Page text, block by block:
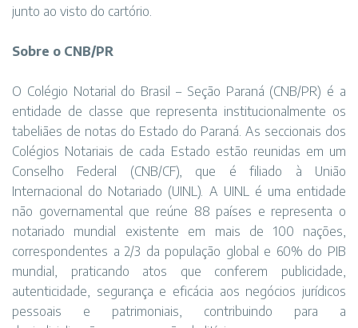
junto ao visto do cartório.
Sobre o CNB/PR
O Colégio Notarial do Brasil – Seção Paraná (CNB/PR) é a
entidade de classe que representa institucionalmente os
tabeliães de notas do Estado do Paraná. As seccionais dos
Colégios Notariais de cada Estado estão reunidas em um
Conselho Federal (CNB/CF), que é filiado à União
Internacional do Notariado (UINL). A UINL é uma entidade
não governamental que reúne 88 países e representa o
notariado mundial existente em mais de 100 nações,
correspondentes a 2/3 da população global e 60% do PIB
mundial, praticando atos que conferem publicidade,
autenticidade, segurança e eficácia aos negócios jurídicos
pessoais e patrimoniais, contribuindo para a